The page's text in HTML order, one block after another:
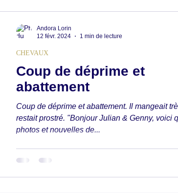
Coup de déprime et
abattement
Coup de déprime et abattement. Il mangeait
restait prostré. "Bonjour Julian & Genny, voici
photos et nouvelles de...
CHEVAUX
Andora Lorin
12 févr. 2024
1 min de lecture